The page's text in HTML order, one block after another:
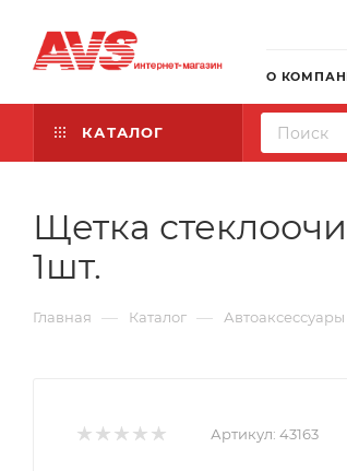
О
КАТАЛОГ
Щетка
1шт.
Главная — Каталог — Автоаксессуары
Артикул: 43163